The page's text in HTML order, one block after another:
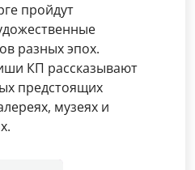
пройдут
разных эпох.
КП рассказывают
предстоящих
музеях и